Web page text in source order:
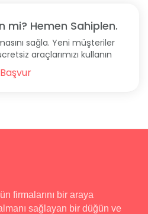
mi? Hemen Sahiplen.
sağla. Yeni müşteriler
araçlarımızı kullanın
Başvur
firmalarını bir araya
sağlayan bir düğün ve